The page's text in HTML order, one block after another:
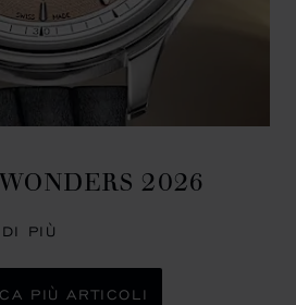
2026
PIÙ
PIÙ ARTICOLI